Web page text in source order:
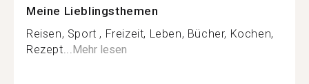
Meine Lieblingsthemen
Reisen, Sport , Freizeit, Leben, Bücher, Kochen,
Rezept... Mehr lesen